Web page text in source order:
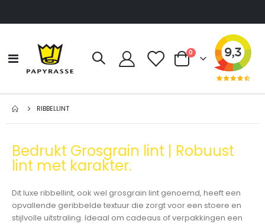
Toggle
Nav
Cart
0producten
RIBBELLINT
Bedrukt Grosgrain lint | Robuust
lint met karakter.
Dit luxe ribbellint, ook wel grosgrain lint genoemd, heeft een
opvallende geribbelde textuur die zorgt voor een stoere en
stijlvolle uitstraling. Ideaal om cadeaus of verpakkingen een